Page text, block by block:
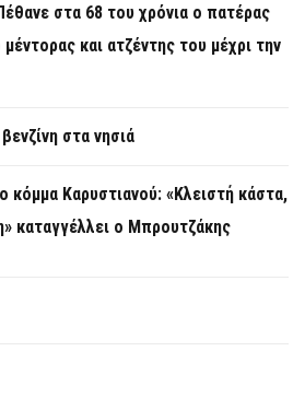
στα 68 του χρόνια ο πατέρας
και ατζέντης του μέχρι την
στα νησιά
Καρυστιανού: «Κλειστή κάστα,
καταγγέλλει ο Μπρουτζάκης